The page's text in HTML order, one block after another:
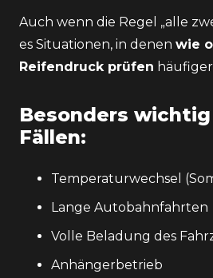
Auch wenn die Regel „alle
es Situationen, in denen wie
Reifendruck prüfen
Besonders
Fällen:
Temperaturwechsel
Lange Autobahnfahrten
Volle Beladung des
Anhängerbetrieb